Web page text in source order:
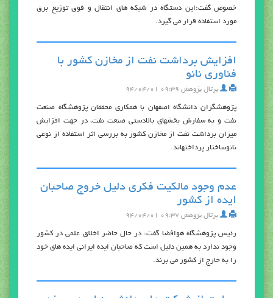
خصوص گفت:این دستگاه در شبکه های انتقال و فوق توزیع برق
مورد استفاده قرار می گیرد.
افزایش برداشت نفت از مخازن کشور با
فناوری نانو
پرتال پژوهش ۰۹:۳۹ ۹۴/۰۴/۰۱
پژوهشگران دانشگاه اصفهان با همکاری محققان پژوهشگاه صنعت
نفت و به سفارش بخشهای بالادستی صنعت نفت، در جهت افزایش
میزان برداشت نفت از مخازن کشور به بررسی اثر استفاده از نوعی
نانوساختار پرداختهاند.
عدم وجود مالکیت فکری دلیل خروج صاحبان
ایده از کشور
پرتال پژوهش ۰۹:۳۷ ۹۴/۰۴/۰۱
رئیس پژوهشگاه هوافضا گفت: در حال حاضر اخلاق علمی در کشور
وجود ندارد به همین دلیل است که صاحبان ایده ایرانی ایده های خود
را به خارج از کشور می برند.